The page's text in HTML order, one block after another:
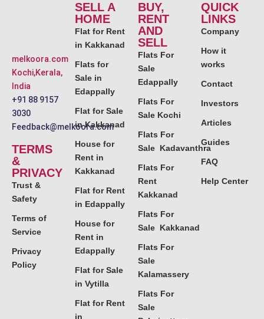
melkoora.com
Kochi,Kerala,
India
+91 88 9157
3030
Feedback@melkoora.com
TERMS
&
PRIVACY
Trust &
Safety
Terms of
Service
Privacy
Policy
SELL A
HOME
Flat for Rent
in Kakkanad
Flats for
Sale in
Edappally
Flat for Sale
in Kakkanad
House for
Rent in
Kakkanad
Flat for Rent
in Edappally
House for
Rent in
Edappally
Flat for Sale
in Vytilla
Flat for Rent
in
BUY,
RENT
AND
SELL
Flats For
Sale
Edappally
Flats For
Sale Kochi
Flats For
Sale Kadavanthra
Flats For
Rent
Kakkanad
Flats For
Sale Kakkanad
Flats For
Sale
Kalamassery
Flats For
Sale
QUICK
LINKS
Company
How it
works
Contact
Investors
Articles
Guides
FAQ
Help Center